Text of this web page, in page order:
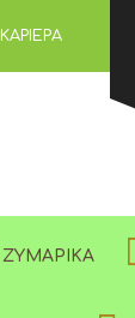
ΚΑΡΙΈΡΑ
ΝΑ
ΖΥΜΑΡΙΚΆ